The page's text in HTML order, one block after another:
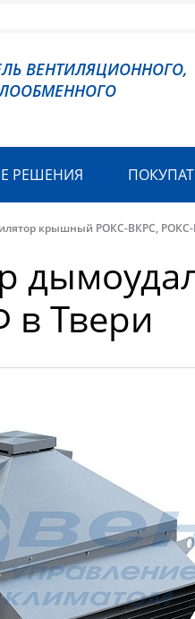
ВЕНТИЛЯЦИОННОГО,
РЕШЕНИЯ
крышный РОКС-ВКРС,
Твери